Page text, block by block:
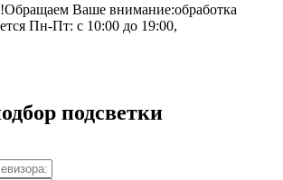
Обращаем Ваше внимание:обработка
Пн-Пт: с 10:00 до 19:00,
подсветки